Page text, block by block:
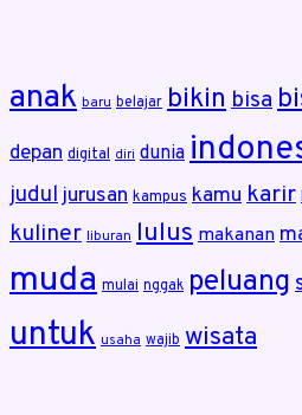
anak baru belajar bikinbisa
depan digital diri dunia
juduljurusan kampus kamukarir
kuliner liburan lulus makanan
muda mulai nggak peluang
untuk usaha wajib wisata